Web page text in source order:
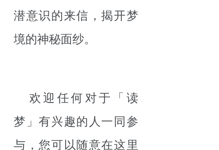
潜意识的来信，揭开梦
境的神秘面纱。
欢迎任何对于「读
梦」有兴趣的人一同参
与，您可以随意在这里